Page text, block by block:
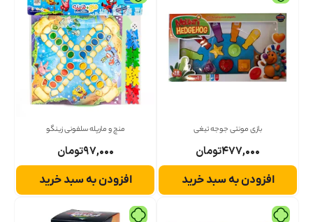
بازی مونتی جوجه تیغی
۴۷۷,۰۰۰تومان
افزودن به سبد خرید
منچ و مارپله سلفونی زینگو
۹۷,۰۰۰تومان
افزودن به سبد خرید